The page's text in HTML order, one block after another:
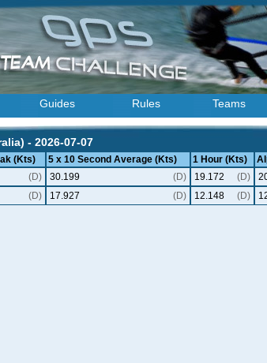
Guides Rules Teams
- 2026-07-07
(Kts) 5 x 10 Second Average (Kts) 1 Hour (Kts)
(D) 30.199 (D) 19.172 (D)
(D) 17.927 (D) 12.148 (D)